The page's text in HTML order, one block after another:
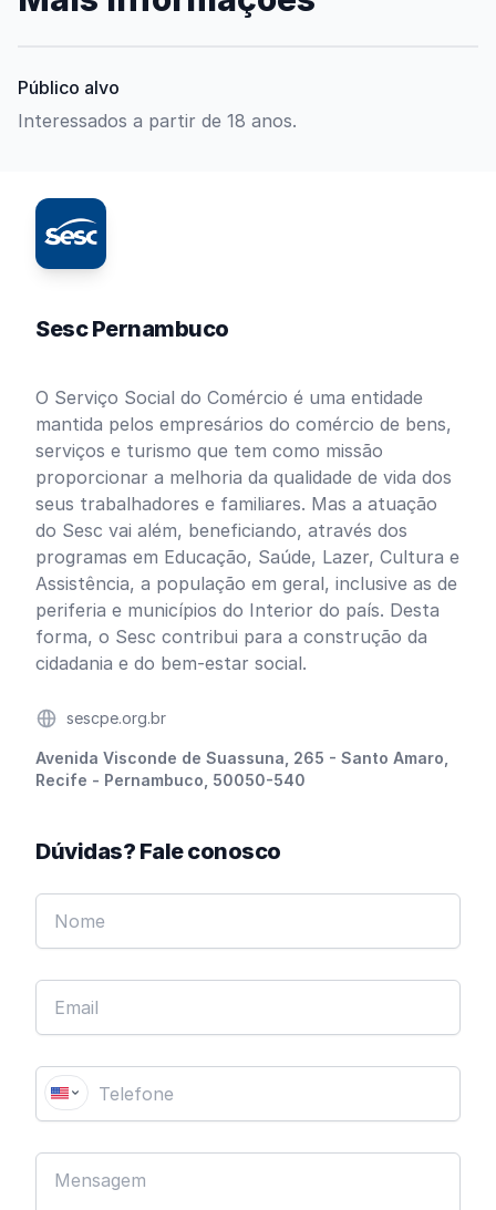
Público alvo
Interessados a partir de 18 anos.
Sesc Pernambuco
O Serviço Social do Comércio é uma entidade
mantida pelos empresários do comércio de bens,
serviços e turismo que tem como missão
proporcionar a melhoria da qualidade de vida dos
seus trabalhadores e familiares. Mas a atuação
do Sesc vai além, beneficiando, através dos
programas em Educação, Saúde, Lazer, Cultura e
Assistência, a população em geral, inclusive as de
periferia e municípios do Interior do país. Desta
forma, o Sesc contribui para a construção da
cidadania e do bem-estar social.
Websitesescpe.org.br
Endereço
Avenida Visconde de Suassuna, 265 - Santo Amaro,
Recife - Pernambuco, 50050-540
Dúvidas? Fale conosco